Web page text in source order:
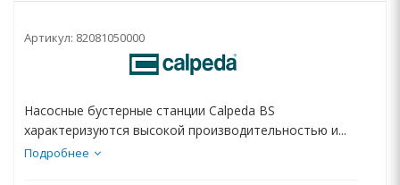
Артикул: 82081050000
Насосные бустерные станции Calpeda BS
характеризуются высокой производительностью и...
Подробнее